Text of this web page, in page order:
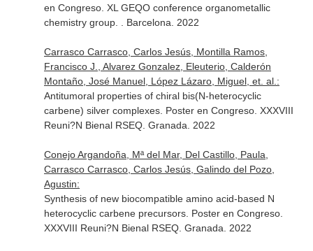
en Congreso. XL GEQO conference organometallic
chemistry group. . Barcelona. 2022
Carrasco Carrasco, Carlos Jesús, Montilla Ramos,
Francisco J., Alvarez Gonzalez, Eleuterio, Calderón
Montaño, José Manuel, López Lázaro, Miguel, et. al.:
Antitumoral properties of chiral bis(N-heterocyclic
carbene) silver complexes. Poster en Congreso. XXXVIII
Reuni?N Bienal RSEQ. Granada. 2022
Conejo Argandoña, Mª del Mar, Del Castillo, Paula,
Carrasco Carrasco, Carlos Jesús, Galindo del Pozo,
Agustin:
Synthesis of new biocompatible amino acid-based N
heterocyclic carbene precursors. Poster en Congreso.
XXXVIII Reuni?N Bienal RSEQ. Granada. 2022